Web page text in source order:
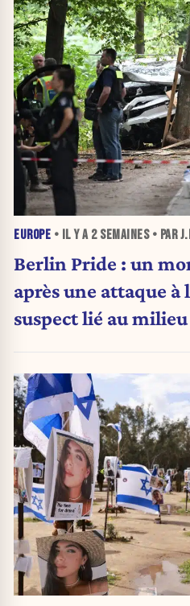
EUROPE • IL Y A 2 SEMAINES• PAR
Berlin Pride : un
après une attaque à
suspect lié au